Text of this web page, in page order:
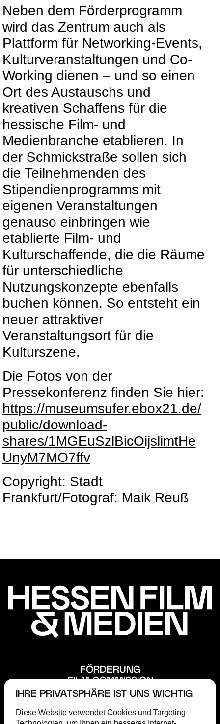
IHRE PRIVATSPHÄRE IST UNS WICHTIG
Diese Website verwendet Cookies und Targeting
Neben dem Förderprogramm
wird das Zentrum auch als
Plattform für Networking-Events,
Kulturveranstaltungen und Co-
Working dienen – und so einen
Ort des Austauschs und
kreativen Schaffens für die
hessische Film- und
Medienbranche etablieren. In
der Schmickstraße sollen sich
die Teilnehmenden des
Stipendienprogramms mit
eigenen Veranstaltungen
genauso einbringen wie
etablierte Film- und
Kulturschaffende, die die Räume
für unterschiedliche
Nutzungskonzepte ebenfalls
buchen können. So entsteht ein
neuer attraktiver
Veranstaltungsort für die
Kulturszene.
Die Fotos von der
Pressekonferenz finden Sie hier:
https://museumsufer.ebox21.de/
public/download-
shares/1MGEuSzlBicOijslimtHe
UnyM7MO7ffv
Copyright: Stadt
Frankfurt/Fotograf: Maik Reuß
FÖRDERUNG
FILM COMMISSION
ABOUT
MAGAZIN